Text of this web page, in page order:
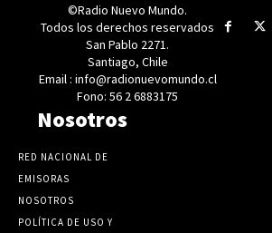
©Radio Nuevo Mundo.
Todos los derechos reservados
San Pablo 2271.
Santiago, Chile
Email : info@radionuevomundo.cl
Fono: 56 2 6883175
Nosotros
RED NACIONAL DE
EMISORAS
NOSOTROS
POLÍTICA DE USO Y